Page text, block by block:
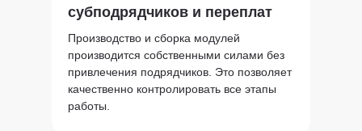
субподрядчиков и переплат
Производство и сборка модулей
производится собственными силами без
привлечения подрядчиков. Это позволяет
качественно контролировать все этапы
работы.